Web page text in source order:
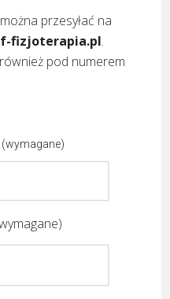
przesyłać na
fizjoterapia.pl.
pod numerem
(wymagane)